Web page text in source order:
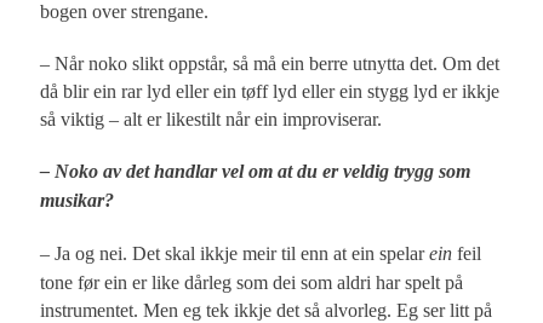
bogen over strengane.
– Når noko slikt oppstår, så må ein berre utnytta det. Om det
då blir ein rar lyd eller ein tøff lyd eller ein stygg lyd er ikkje
så viktig – alt er likestilt når ein improviserar.
– Noko av det handlar vel om at du er veldig trygg som
musikar?
– Ja og nei. Det skal ikkje meir til enn at ein spelarein feil
tone før ein er like dårleg som dei som aldri har spelt på
instrumentet. Men eg tek ikkje det så alvorleg. Eg ser litt på